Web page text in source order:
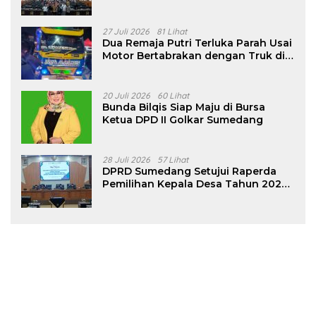
27 Juli 2026 81 Lihat
Dua Remaja Putri Terluka Parah Usai
Motor Bertabrakan dengan Truk di
20 Juli 2026 60 Lihat
Bunda Bilqis Siap Maju di Bursa
Ketua DPD II Golkar Sumedang
28 Juli 2026 57 Lihat
DPRD Sumedang Setujui Raperda
Pemilihan Kepala Desa Tahun 2026